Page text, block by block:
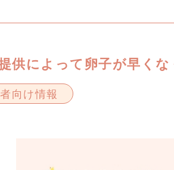
供によって卵子が早く
向け情報